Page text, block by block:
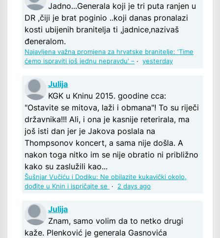
Jadno...Generala koji je tri puta ranjen u
DR ,čiji je brat poginio ..koji danas pronalazi
kosti ubijenih branitelja ti ,jadnice,nazivaš
đeneralom.
Najavljena važna promjena za hrvatske branitelje: 'Time
ćemo ispraviti još jednu nepravdu' – · yesterday
Julija
KGK u Kninu 2015. goodine cca:
"Ostavite se mitova, laži i obmana"! To su riječi
državnika!!! Ali, i ona je kasnije reterirala, ma
još isti dan jer je Jakova poslala na
Thompsonov koncert, a sama nije došla. A
nakon toga nitko im se nije obratio ni približno
kako su zaslužili kao...
Šušnjar Vučiću i Dodiku: Ne obilazite kukavički okolo,
dođite u Knin i ispričajte se
· 2 days ago
Julija
Znam, samo volim da to netko drugi
kaže. Plenković je generala Gasnovića